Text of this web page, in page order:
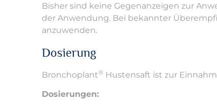
Bisher sind keine Gegenanzeigen zur
der Anwendung. Bei bekannter
anzuwenden.
Dosierung
Bronchoplant® Hustensaft ist zur
Dosierungen: